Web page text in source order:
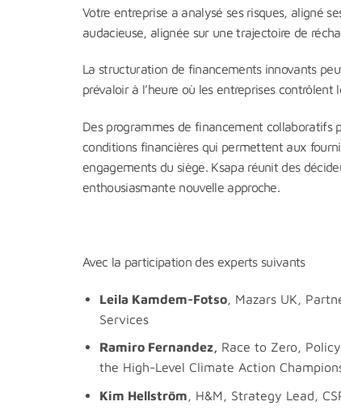
Votre entreprise a analysé ses risques, aligné
audacieuse, alignée sur une trajectoire de
La structuration de financements innovants
prévaloir à l’heure où les entreprises
Des programmes de financement collaboratifs
conditions financières qui permettent aux
engagements du siège. Ksapa réunit des
enthousiasmante nouvelle approche.
Avec la participation des experts suivants
Leila Kamdem-Fotso, Mazars UK,
Services
Ramiro Fernandez, Race to Zero,
the High-Level Climate Action
Kim Hellström, H&M, Strategy Lead,